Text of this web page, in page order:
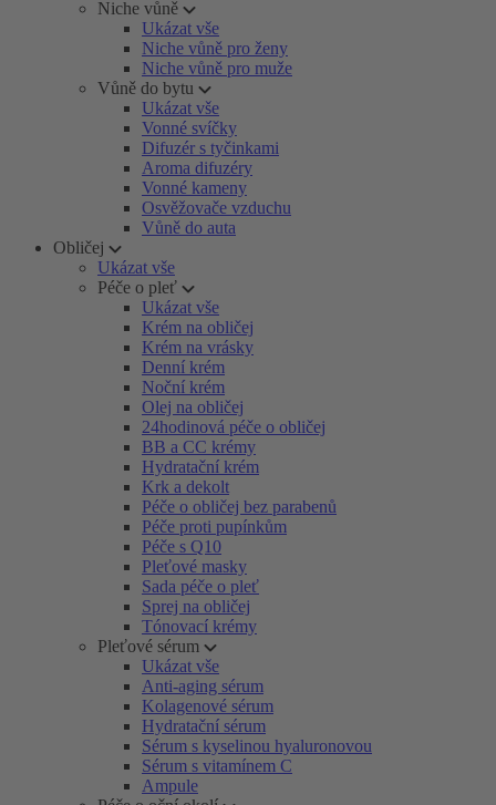
Niche vůně
Ukázat vše
Niche vůně pro ženy
Niche vůně pro muže
Vůně do bytu
Ukázat vše
Vonné svíčky
Difuzér s tyčinkami
Aroma difuzéry
Vonné kameny
Osvěžovače vzduchu
Vůně do auta
Obličej
Ukázat vše
Péče o pleť
Ukázat vše
Krém na obličej
Krém na vrásky
Denní krém
Noční krém
Olej na obličej
24hodinová péče o obličej
BB a CC krémy
Hydratační krém
Krk a dekolt
Péče o obličej bez parabenů
Péče proti pupínkům
Péče s Q10
Pleťové masky
Sada péče o pleť
Sprej na obličej
Tónovací krémy
Pleťové sérum
Ukázat vše
Anti-aging sérum
Kolagenové sérum
Hydratační sérum
Sérum s kyselinou hyaluronovou
Sérum s vitamínem C
Ampule